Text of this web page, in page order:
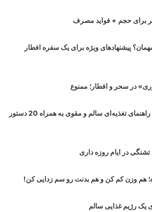
برای حجم + فواید مصرف
پیشنهادهای ویژه برای یک سفره افطار
در سحر و افطار؛ ممنوع
برای افطار چه بخوریم؟ راهنمای تغذیه‌ای سالم و مقوی به همراه 20 دستور
در ایام روزه داری